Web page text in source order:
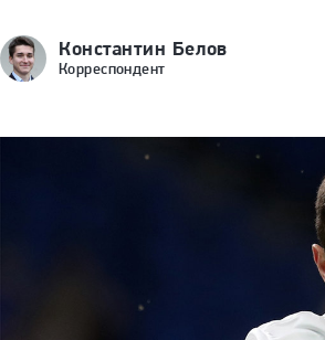
Константин Белов
Корреспондент